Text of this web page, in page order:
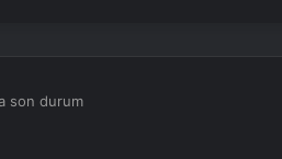
son durum